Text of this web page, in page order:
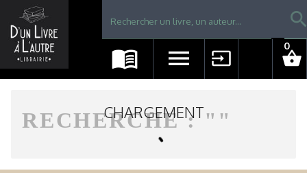
Librairie D'un livre à l'autre - Avranches
menu_book menu input shopping_basket
0
RECHERCHE : " "
CHARGEMENT